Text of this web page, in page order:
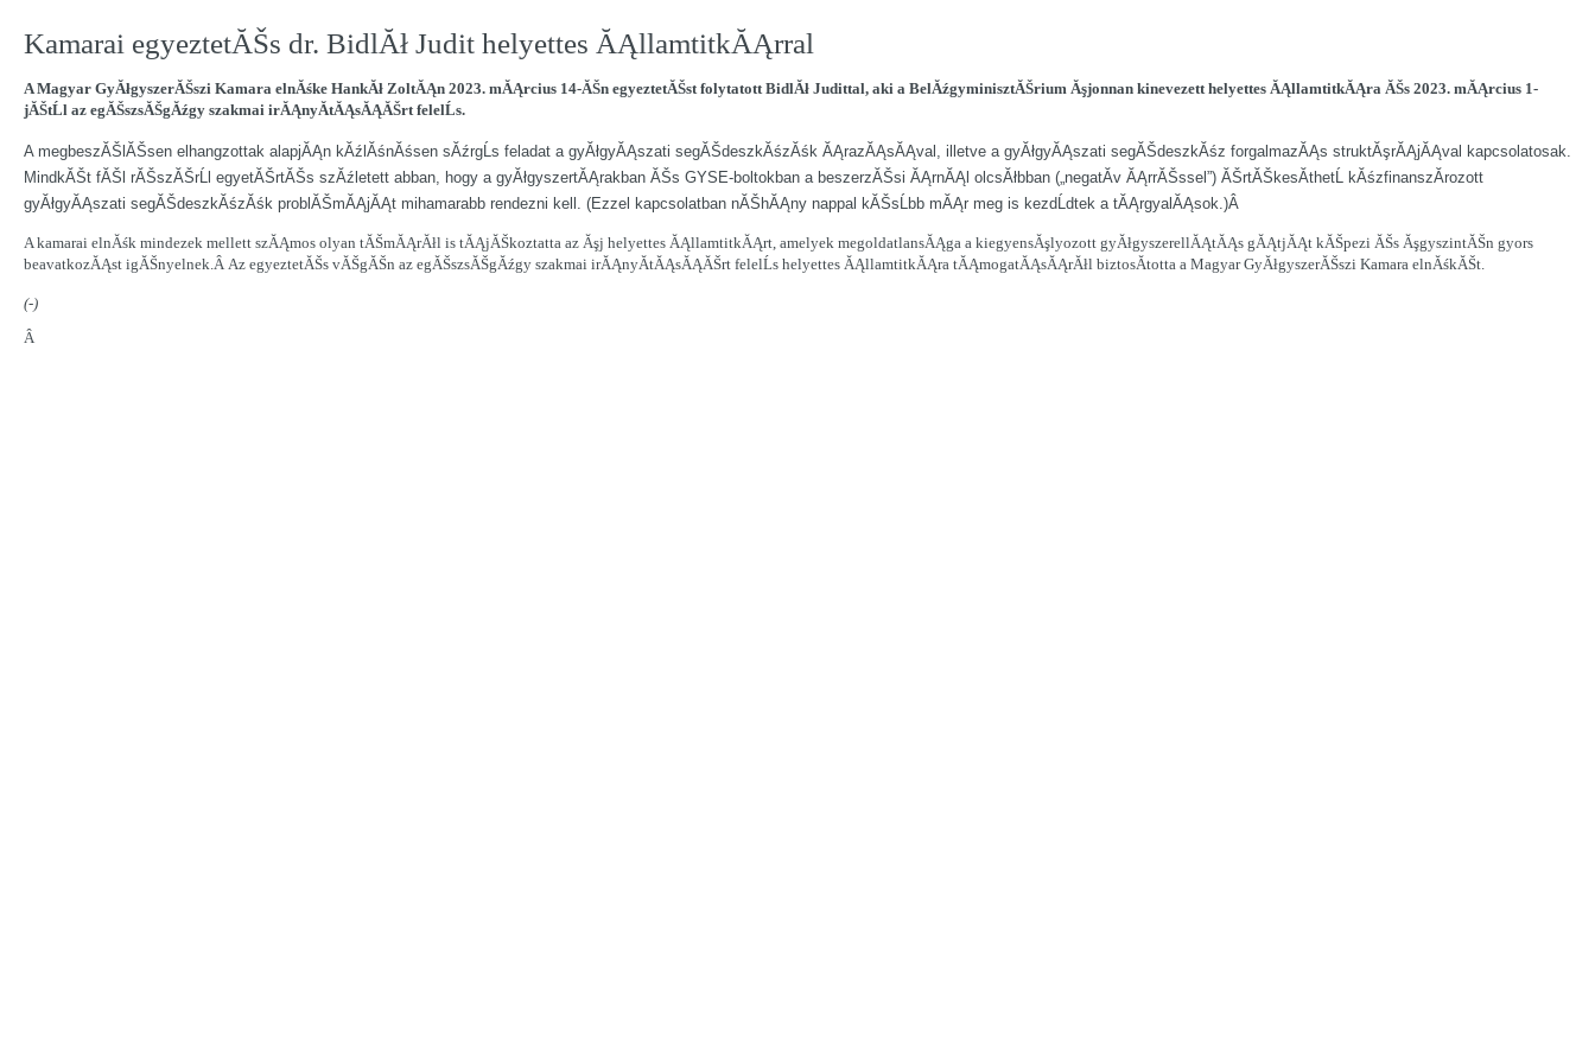
Kamarai egyeztetĂŠs dr. BidlĂł Judit helyettes ĂĄllamtitkĂĄrral
A Magyar GyĂłgyszerĂŠszi Kamara elnĂśke HankĂł ZoltĂĄn 2023. mĂĄrcius 14-ĂŠn egyeztetĂŠst folytatott BidlĂł Judittal, aki a BelĂźgyminisztĂŠrium Ăşjonnan kinevezett helyettes ĂĄllamtitkĂĄra ĂŠs 2023. mĂĄrcius 1-
jĂŠtĹl az egĂŠszsĂŠgĂźgy szakmai irĂĄnyĂ­tĂĄsĂĄĂŠrt felelĹs.
A megbeszĂŠlĂŠsen elhangzottak alapjĂĄn kĂźlĂśnĂśsen sĂźrgĹs feladat a gyĂłgyĂĄszati segĂŠdeszkĂśzĂśk ĂĄrazĂĄsĂĄval, illetve a gyĂłgyĂĄszati segĂŠdeszkĂśz forgalmazĂĄs struktĂşrĂĄjĂĄval kapcsolatosak.
MindkĂŠt fĂŠl rĂŠszĂŠrĹl egyetĂŠrtĂŠs szĂźletett abban, hogy a gyĂłgyszertĂĄrakban ĂŠs GYSE-boltokban a beszerzĂŠsi ĂĄrnĂĄl olcsĂłbban („negatĂ­v ĂĄrrĂŠssel”) ĂŠrtĂŠkesĂ­thetĹ kĂśzfinanszĂ­rozott
gyĂłgyĂĄszati segĂŠdeszkĂśzĂśk problĂŠmĂĄjĂĄt mihamarabb rendezni kell. (Ezzel kapcsolatban nĂŠhĂĄny nappal kĂŠsĹbb mĂĄr meg is kezdĹdtek a tĂĄrgyalĂĄsok.)Â
A kamarai elnĂśk mindezek mellett szĂĄmos olyan tĂŠmĂĄrĂłl is tĂĄjĂŠkoztatta az Ăşj helyettes ĂĄllamtitkĂĄrt, amelyek megoldatlansĂĄga a kiegyensĂşlyozott gyĂłgyszerellĂĄtĂĄs gĂĄtjĂĄt kĂŠpezi ĂŠs ĂşgyszintĂŠn gyors
beavatkozĂĄst igĂŠnyelnek.Â Az egyeztetĂŠs vĂŠgĂŠn az egĂŠszsĂŠgĂźgy szakmai irĂĄnyĂ­tĂĄsĂĄĂŠrt felelĹs helyettes ĂĄllamtitkĂĄra tĂĄmogatĂĄsĂĄrĂłl biztosĂ­totta a Magyar GyĂłgyszerĂŠszi Kamara elnĂśkĂŠt.
(-)
Â